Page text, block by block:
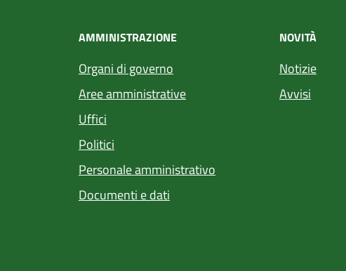
AMMINISTRAZIONE
Organi di governo
Aree amministrative
Uffici
Politici
Personale amministrativo
Documenti e dati
NOVITÀ
Notizie
Avvisi